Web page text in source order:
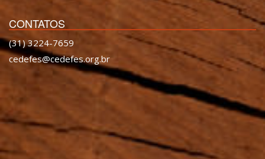
CONTATOS
(31) 3224-7659
cedefes@cedefes.org.br